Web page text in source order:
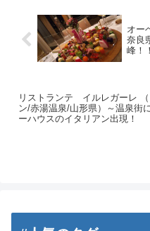
オー
奈良
峰！
リストランテ イルレガーレ
ン/赤湯温泉/山形県）～温泉街
ーハウスのイタリアン出現！